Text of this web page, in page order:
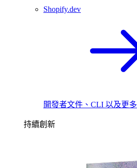
Shopify.dev
開發者文件、CLI 以及更多
持續創新